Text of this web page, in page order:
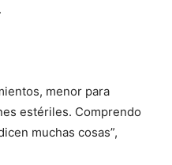
menor para
estériles. Comprendo
muchas cosas”,